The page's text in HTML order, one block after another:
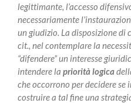
legittimante, l’accesso
necessariamente
un giudizio. La disposizione di
cit., nel contemplare la
“difendere” un interesse
intendere la priorità logica
che occorrono per decidere se
costruire a tal fine una